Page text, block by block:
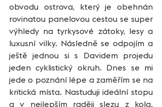
obvodu ostrova, který je obehnán
rovinatou panelovou cestou se super
výhledy na tyrkysové zátoky, lesy a
luxusní vilky. Následně se odpojím a
ještě jednou si s Davidem projedu
jeden cyklistický okruh. Dnes se mi
jede o poznání lépe a zaměřím se na
kritická místa. Nastuduji ideální stopu
a v nejlepším raději slezu z kola.